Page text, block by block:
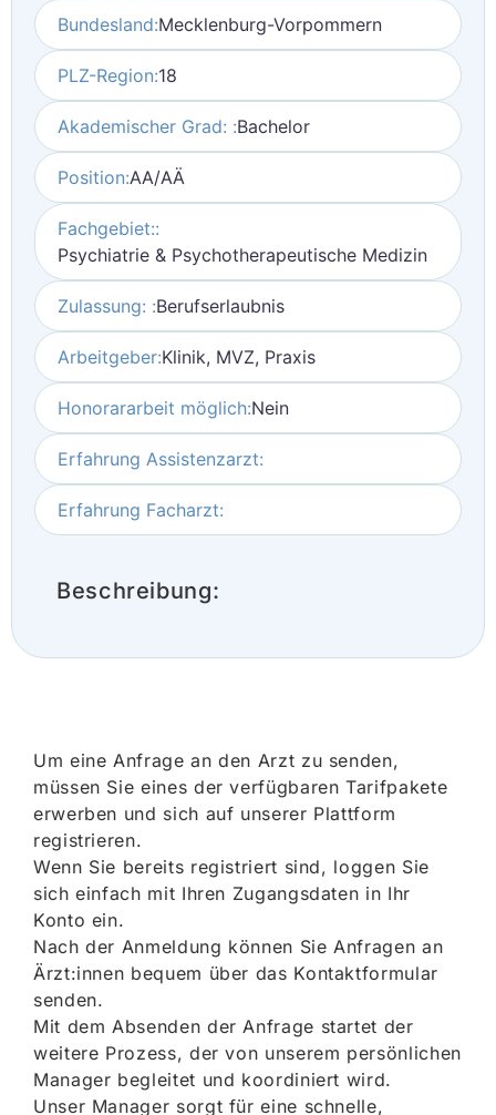
Bundesland:Mecklenburg-Vorpommern
PLZ-Region:18
Akademischer Grad: :Bachelor
Position:AA/AÄ
Fachgebiet::
Psychiatrie & Psychotherapeutische Medizin
Zulassung: :Berufserlaubnis
Arbeitgeber:Klinik, MVZ, Praxis
Honorararbeit möglich:Nein
Erfahrung Assistenzarzt:
Erfahrung Facharzt:
Beschreibung:
Um eine Anfrage an den Arzt zu senden,
müssen Sie eines der verfügbaren Tarifpakete
erwerben und sich auf unserer Plattform
registrieren.
Wenn Sie bereits registriert sind, loggen Sie
sich einfach mit Ihren Zugangsdaten in Ihr
Konto ein.
Nach der Anmeldung können Sie Anfragen an
Ärzt:innen bequem über das Kontaktformular
senden.
Mit dem Absenden der Anfrage startet der
weitere Prozess, der von unserem persönlichen
Manager begleitet und koordiniert wird.
Unser Manager sorgt für eine schnelle,